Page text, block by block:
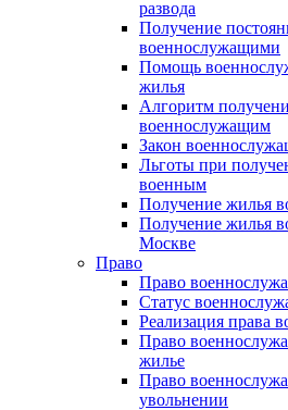
развода
Получение
военнослужащими
Помощь
жилья
Алгоритм
военнослужащим
Закон
Льготы при
военным
Получение жилья
Получение жилья
Москве
Право
Право
Статус
Реализация права
Право
жилье
Право
увольнении